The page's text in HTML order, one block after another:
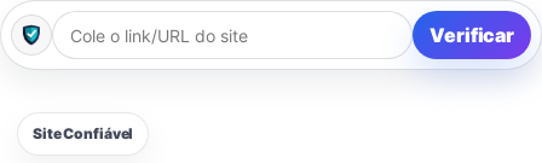
Verificar
Site Confiável